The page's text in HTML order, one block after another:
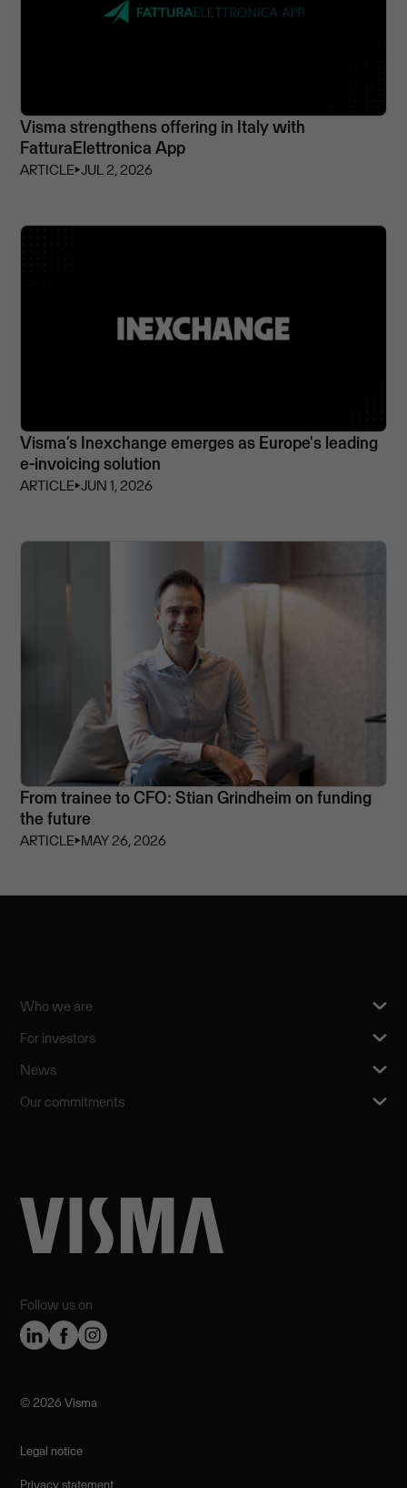
Visma strengthens offering in Italy with
FatturaElettronica App
ARTICLE⏵JUL 2, 2026
Visma’s Inexchange emerges as Europe's leading
e-invoicing solution
ARTICLE⏵JUN 1, 2026
From trainee to CFO: Stian Grindheim on funding
the future
ARTICLE⏵MAY 26, 2026
Follow us on
Who we are
For investors
News
Our commitments
©️ 2026 Visma
Legal notice